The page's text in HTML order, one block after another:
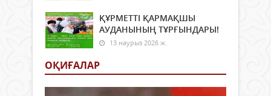
ҚҰРМЕТТІ ҚАРМАҚШЫ
АУДАНЫНЫҢ ТҰРҒЫНДАРЫ!
13 наурыз 2026 ж.
ОҚИҒАЛАР